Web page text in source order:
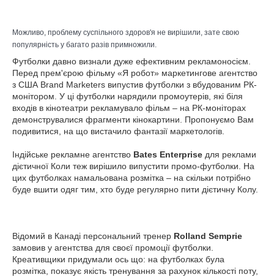
Можливо, проблему суспільного здоров'я не вирішили, зате свою
популярність у багато разів примножили.
Футболки давно визнали дуже ефективним рекламоносієм.
Перед прем'єрою фільму «Я робот» маркетингове агентство
з США Brand Marketers випустив футболки з вбудованим РК-
монітором. У ці футболки нарядили промоутерів, які біля
входів в кінотеатри рекламувало фільм – на РК-моніторах
демонструвалися фрагменти кінокартини. Пропонуємо Вам
подивитися, на що вистачило фантазії маркетологів.
Індійське рекламне агентство Bates Enterprise для реклами
дієтичної Коли теж вирішило випустити промо-футболки. На
цих футболках намальована розмітка – на скільки потрібно
буде вшити одяг тим, хто буде регулярно пити дієтичну Колу.
Відомий в Канаді персональний тренер Rolland Semprie
замовив у агентства для своєї промоції футболки.
Креативщики придумали ось що: на футболках була
розмітка, показує якість тренування за рахунок кількості поту,